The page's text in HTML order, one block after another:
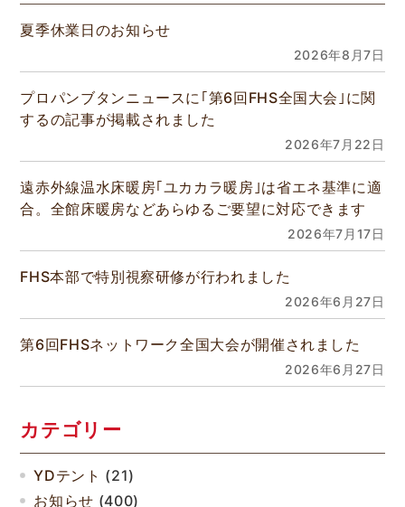
夏季休業日のお知らせ
2026年8月7日
プロパンブタンニュースに｢第6回FHS全国大会｣に関
するの記事が掲載されました
2026年7月22日
遠赤外線温水床暖房｢ユカカラ暖房｣は省エネ基準に適
合。全館床暖房などあらゆるご要望に対応できます
2026年7月17日
FHS本部で特別視察研修が行われました
2026年6月27日
第6回FHSネットワーク全国大会が開催されました
2026年6月27日
カテゴリー
YDテント (21)
お知らせ (400)